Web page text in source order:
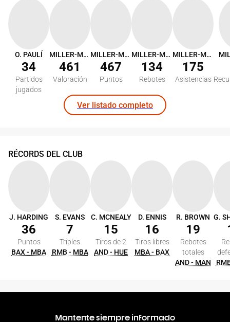
O. PAULÍ
34
Partidos
jugados
MILLER-MCINTYRE
461
Valoración
MILLER-MCINTYRE
467
Puntos
MILLER-MCINTYRE
134
Rebotes
MILLER-MCINTYRE
175
Asistencias
Ver listado completo
RÉCORDS DEL CLUB
J. HARDING
36
Puntos
BAX - MBA
S. EVANS
7
Triples
RMB - MBA
C. MCNEALY
15
Tiros de 2
AND - HUE
D. ENNIS
16
Tiros libres
MBA - BAX
R. BROWN
19
Rebotes
totales
AND - MAN
Mantente siempre informado